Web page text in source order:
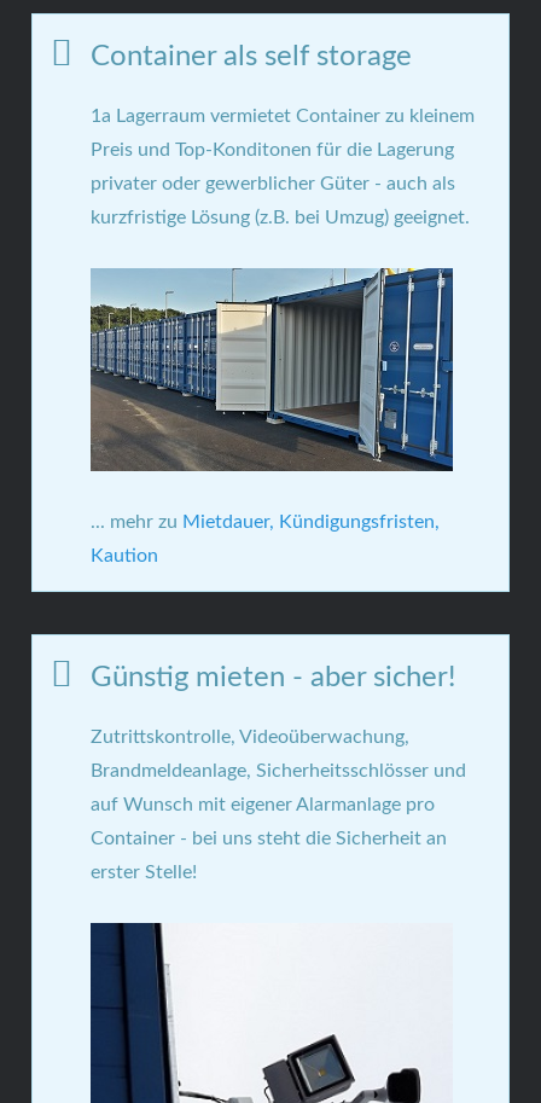
Container als self storage
1a Lagerraum vermietet Container zu kleinem
Preis und Top-Konditonen für die Lagerung
privater oder gewerblicher Güter - auch als
kurzfristige Lösung (z.B. bei Umzug) geeignet.
... mehr zu Mietdauer, Kündigungsfristen,
Kaution
Günstig mieten - aber sicher!
Zutrittskontrolle, Videoüberwachung,
Brandmeldeanlage, Sicherheitsschlösser und
auf Wunsch mit eigener Alarmanlage pro
Container - bei uns steht die Sicherheit an
erster Stelle!